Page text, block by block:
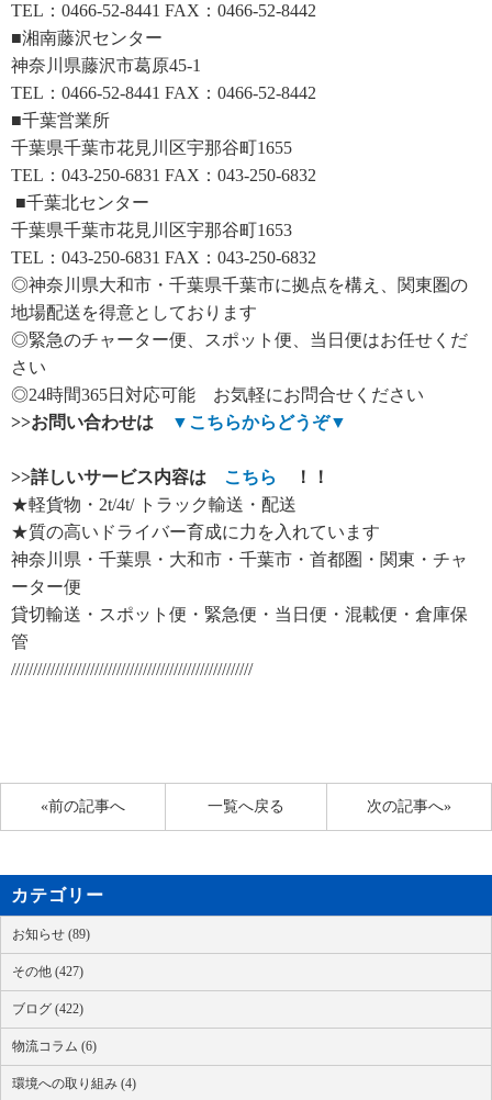
TEL：0466-52-8441 FAX：0466-52-8442
■湘南藤沢センター
神奈川県藤沢市葛原45-1
TEL：0466-52-8441 FAX：0466-52-8442
■千葉営業所
千葉県千葉市花見川区宇那谷町1655
TEL：043-250-6831 FAX：043-250-6832
■千葉北センター
千葉県千葉市花見川区宇那谷町1653
TEL：043-250-6831 FAX：043-250-6832
◎神奈川県大和市・千葉県千葉市に拠点を構え、関東圏の
地場配送を得意としております
◎緊急のチャーター便、スポット便、当日便はお任せくだ
さい
◎24時間365日対応可能 お気軽にお問合せください
>>お問い合わせは ▼ こちらからどうぞ▼
>>詳しいサービス内容は こちら
！！
★軽貨物・2t/4t/ トラック輸送・配送
★質の高いドライバー育成に力を入れています
神奈川県・千葉県・大和市・千葉市・首都圏・関東・チャ
ーター便
貸切輸送・スポット便・緊急便・当日便・混載便・倉庫保
管
///////////////////////////////////////////////////////
«前の記事へ 次の記事へ»
一覧へ戻る
カテゴリー
お知らせ (89)
その他 (427)
ブログ (422)
物流コラム (6)
環境への取り組み (4)